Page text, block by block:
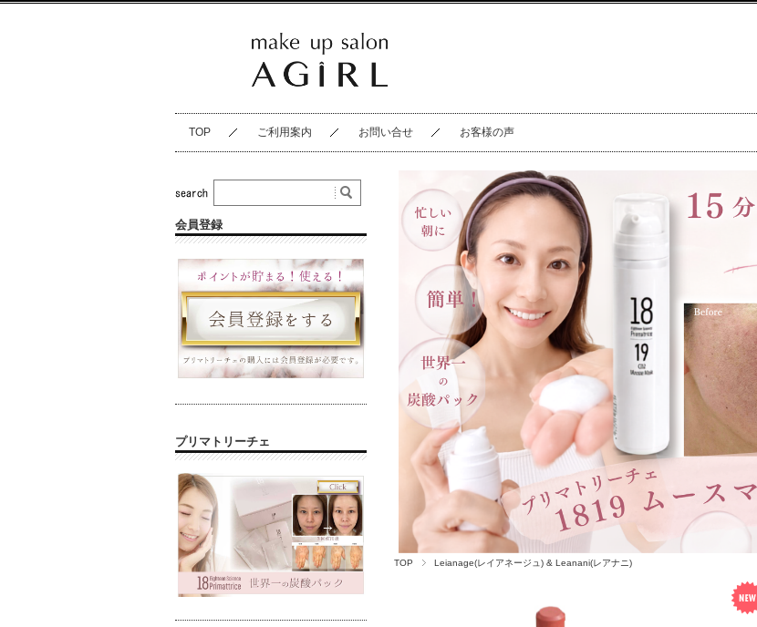
TOP ご利用案内 お問い合せ お客様の声
TOP Leianage(レイアネージュ) & Leanani(レアナニ)
会員登録
プリマトリーチェ